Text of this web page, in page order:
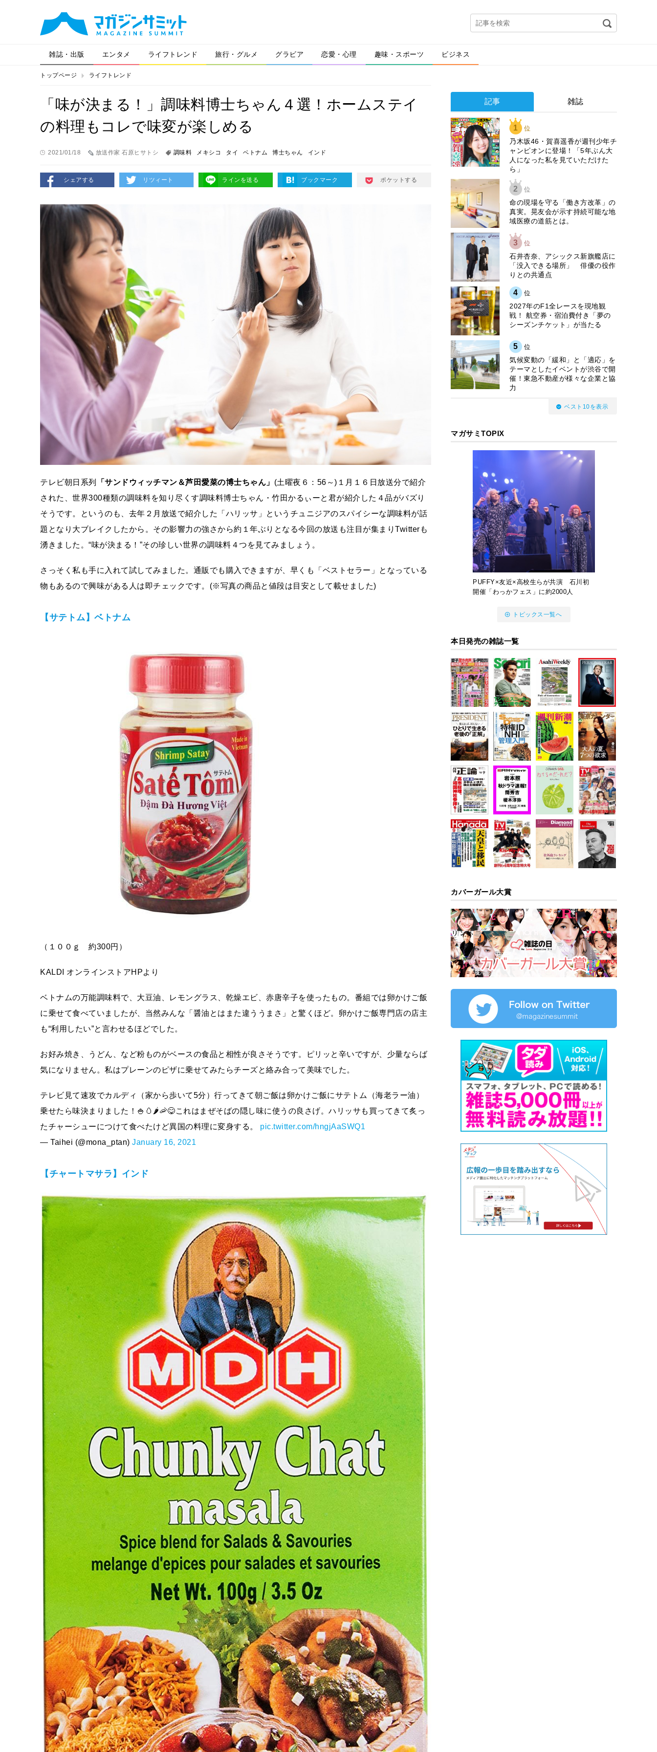
雑誌・出版 エンタメ ライフトレンド 旅行・グルメ グラビア 恋愛・心理 趣味・スポーツ ビジネス
トップページ ライフトレンド
「味が決まる！」調味料博士ちゃん４選！ホームステイ
の料理もコレで味変が楽しめる
2021/01/18 放送作家 石原ヒサトシ 調味料 メキシコ タイ ベトナム 博士ちゃん インド
シェアする リツィート ラインを送る ブックマーク ポケットする
テレビ朝日系列 「サンドウィッチマン＆芦田愛菜の博士ちゃん」 (土曜夜６：56～)１月１６日放送分で紹介
された、世界300種類の調味料を知り尽くす調味料博士ちゃん・竹田かるぃーと君が紹介した４品がバズり
そうです。というのも、去年２月放送で紹介した「ハリッサ」というチュニジアのスパイシーな調味料が話
題となり大ブレイクしたから。その影響力の強さから約１年ぶりとなる今回の放送も注目が集まりTwitterも
湧きました。“味が決まる！”その珍しい世界の調味料４つを見てみましょう。
さっそく私も手に入れて試してみました。通販でも購入できますが、早くも「ベストセラー」となっている
物もあるので興味がある人は即チェックです。(※写真の商品と値段は目安として載せました)
【サテトム】ベトナム
（１００ｇ 約300円）
KALDI オンラインストアHPより
ベトナムの万能調味料で、大豆油、レモングラス、乾燥エビ、赤唐辛子を使ったもの。番組では卵かけご飯
に乗せて食べていましたが、当然みんな「醤油とはまた違ううまさ」と驚くほど。卵かけご飯専門店の店主
も“利用したい”と言わせるほどでした。
お好み焼き、うどん、など粉ものがベースの食品と相性が良さそうです。ピリッと辛いですが、少量ならば
気になりません。私はプレーンのピザに乗せてみたらチーズと絡み合って美味でした。
テレビ見て速攻でカルディ（家から歩いて5分）行ってきて朝ご飯は卵かけご飯にサテトム（海老ラー油）
乗せたら味決まりました！🍚🥚🌶🦐😋これはまぜそばの隠し味に使うの良さげ。ハリッサも買ってきて炙っ
たチャーシューにつけて食べたけど異国の料理に変身する。 pic.twitter.com/hngjAaSWQ1
— Taihei (@mona_ptan) January 16, 2021
【チャートマサラ】インド
記事 雑誌
1 位
乃木坂46・賀喜遥香が週刊少年チ
ャンピオンに登場！「5年ぶん大
人になった私を見ていただけた
ら」
2 位
​命の現場を守る「働き方改革」の
真実。晃友会が示す持続可能な地
域医療の道筋とは。
3 位
石井杏奈、アシックス新旗艦店に
「没入できる場所」 俳優の役作
りとの共通点
4 位
2027年のF1全レースを現地観
戦！ 航空券・宿泊費付き「夢の
シーズンチケット」が当たる
5 位
気候変動の「緩和」と「適応」を
テーマとしたイベントが渋谷で開
催！東急不動産が様々な企業と協
力
ベスト10を表示
マガサミTOPIX
PUFFY×友近×高校生らが共演 石川初
開催「わっかフェス」に約2000人
トピックス一覧へ
本日発売の雑誌一覧
カバーガール大賞